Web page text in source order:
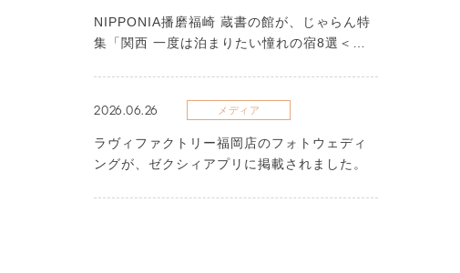
NIPPONIA播磨福崎 蔵書の館が、じゃらん特
集「関西 一度は泊まりたい憧れの宿8選＜
2026.06.26 メディア
ラヴィファクトリー福岡店のフォトウェディ
ングが、ゼクシィアプリに掲載されました。